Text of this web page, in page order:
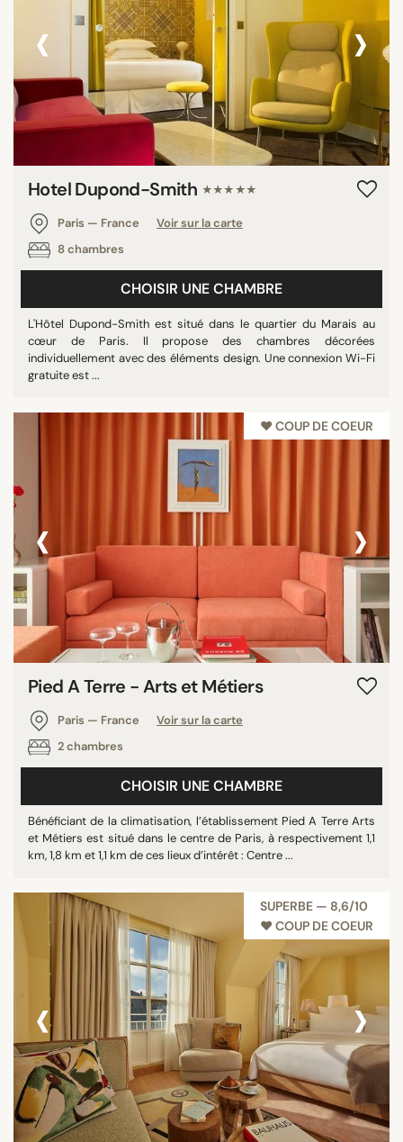
‹ ›
Hotel Dupond-Smith ★★★★★
Paris — France
Voir sur la carte
8 chambres
CHOISIR UNE CHAMBRE
L'Hôtel Dupond-Smith est situé dans le quartier du Marais au
cœur de Paris. Il propose des chambres décorées
individuellement avec des éléments design. Une connexion Wi-Fi
gratuite est ...
♥︎ COUP DE COEUR
‹ ›
Pied A Terre - Arts et Métiers
Paris — France
Voir sur la carte
2 chambres
CHOISIR UNE CHAMBRE
Bénéficiant de la climatisation, l’établissement Pied A Terre Arts
et Métiers est situé dans le centre de Paris, à respectivement 1,1
km, 1,8 km et 1,1 km de ces lieux d’intérêt : Centre ...
SUPERBE — 8,6/10
♥︎ COUP DE COEUR
‹ ›